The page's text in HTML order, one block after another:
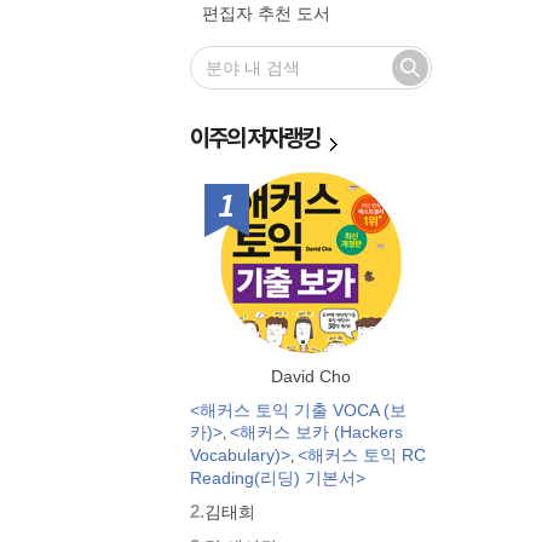
편집자 추천 도서
이주의저자랭킹
1위
David Cho
<해커스 토익 기출 VOCA (보
카)>, <해커스 보카 (Hackers
Vocabulary)>, <해커스 토익 RC
Reading(리딩) 기본서>
2.김태희